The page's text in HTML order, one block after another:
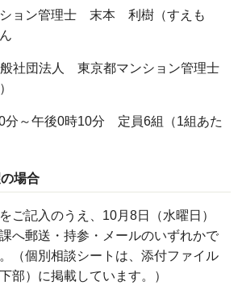
ョン管理士 末本 利樹（すえも
社団法人 東京都マンション管理士
～午後0時10分 定員6組（1組あた
場合
ご記入のうえ、10月8日（水曜日）
へ郵送・持参・メールのいずれかで
（個別相談シートは、添付ファイル
部）に掲載しています。）